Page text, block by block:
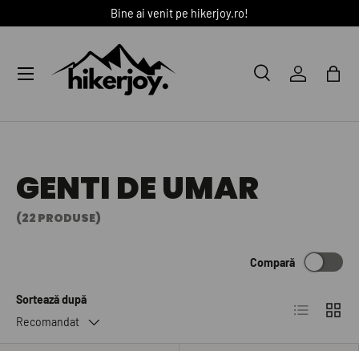
SARI LA CONȚINUT
Bine ai venit pe hikerjoy.ro!
Caută Coș
Meniu
GENTI DE UMAR
(22 PRODUSE)
Sortează după
Recomandat
Compară
Listă Grilă